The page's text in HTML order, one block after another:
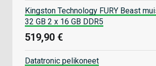
Kingston Technology FURY Beast
32 GB 2 x 16 GB DDR5
519,90 €
Datatronic pelikoneet